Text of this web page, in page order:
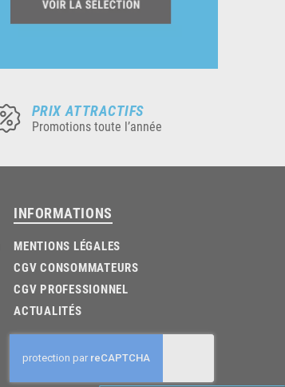
PRIX ATTRACTIFS
Promotions toute l’année
INFORMATIONS
MENTIONS LÉGALES
CGV CONSOMMATEURS
CGV PROFESSIONNEL
ACTUALITÉS